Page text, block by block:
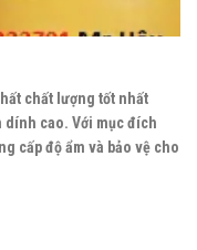
chất lượng tốt nhất
dính cao. Với mục đích
cấp độ ẩm và bảo vệ cho